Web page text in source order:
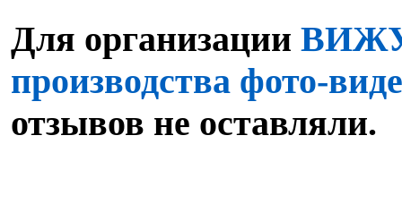
Для организации
производства фото-
отзывов не оставляли.